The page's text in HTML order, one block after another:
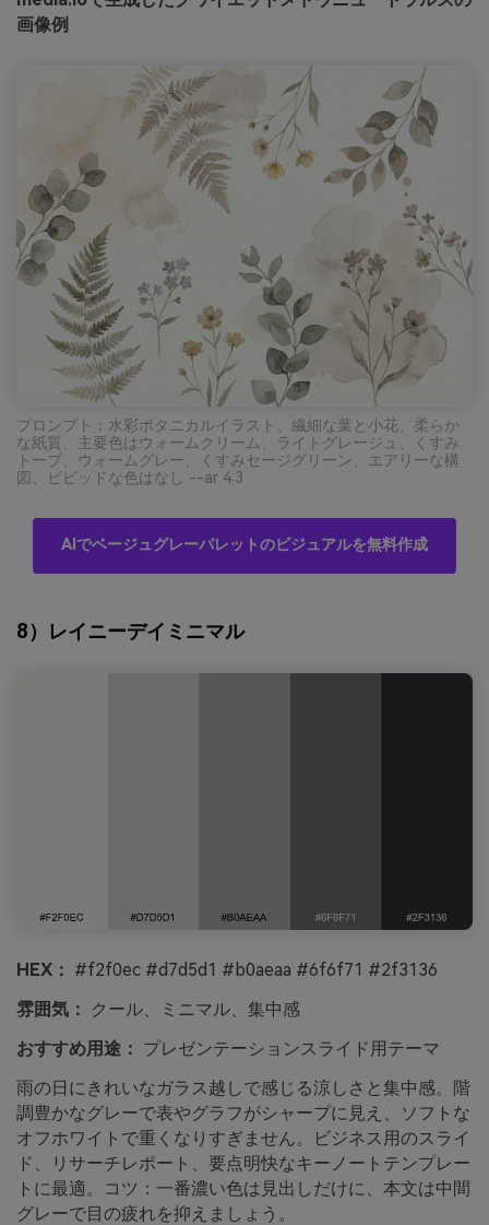
画像例
プロンプト：水彩ボタニカルイラスト、繊細な葉と小花、柔らか
な紙質、主要色はウォームクリーム、ライトグレージュ、くすみ
トープ、ウォームグレー、くすみセージグリーン、エアリーな構
図、ビビッドな色はなし --ar 4:3
AIでベージュグレーパレットのビジュアルを無料作成
8）レイニーデイミニマル
HEX： #f2f0ec #d7d5d1 #b0aeaa #6f6f71 #2f3136
雰囲気：
クール、ミニマル、集中感
おすすめ用途： プレゼンテーションスライド用テーマ
雨の日にきれいなガラス越しで感じる涼しさと集中感。階
調豊かなグレーで表やグラフがシャープに見え、ソフトな
オフホワイトで重くなりすぎません。ビジネス用のスライ
ド、リサーチレポート、要点明快なキーノートテンプレー
トに最適。コツ：一番濃い色は見出しだけに、本文は中間
グレーで目の疲れを抑えましょう。